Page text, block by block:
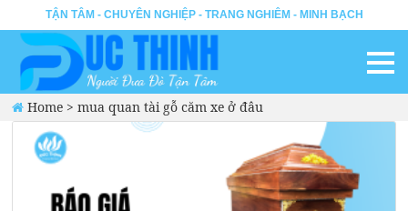
TẬN TÂM - CHUYÊN NGHIỆP - TRANG NGHIÊM - MINH BẠCH
Home >mua quan tài gỗ căm xe ở đâu